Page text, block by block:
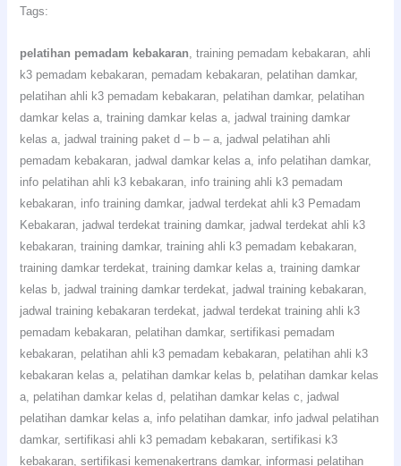
Tags:
pelatihan pemadam kebakaran, training pemadam kebakaran, ahli
k3 pemadam kebakaran, pemadam kebakaran, pelatihan damkar,
pelatihan ahli k3 pemadam kebakaran, pelatihan damkar, pelatihan
damkar kelas a, training damkar kelas a, jadwal training damkar
kelas a, jadwal training paket d – b – a, jadwal pelatihan ahli
pemadam kebakaran, jadwal damkar kelas a, info pelatihan damkar,
info pelatihan ahli k3 kebakaran, info training ahli k3 pemadam
kebakaran, info training damkar, jadwal terdekat ahli k3 Pemadam
Kebakaran, jadwal terdekat training damkar, jadwal terdekat ahli k3
kebakaran, training damkar, training ahli k3 pemadam kebakaran,
training damkar terdekat, training damkar kelas a, training damkar
kelas b, jadwal training damkar terdekat, jadwal training kebakaran,
jadwal training kebakaran terdekat, jadwal terdekat training ahli k3
pemadam kebakaran, pelatihan damkar, sertifikasi pemadam
kebakaran, pelatihan ahli k3 pemadam kebakaran, pelatihan ahli k3
kebakaran kelas a, pelatihan damkar kelas b, pelatihan damkar kelas
a, pelatihan damkar kelas d, pelatihan damkar kelas c, jadwal
pelatihan damkar kelas a, info pelatihan damkar, info jadwal pelatihan
damkar, sertifikasi ahli k3 pemadam kebakaran, sertifikasi k3
kebakaran, sertifikasi kemenakertrans damkar, informasi pelatihan